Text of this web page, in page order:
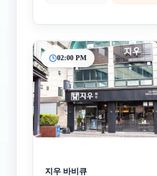
02:00 PM
지우 바비큐